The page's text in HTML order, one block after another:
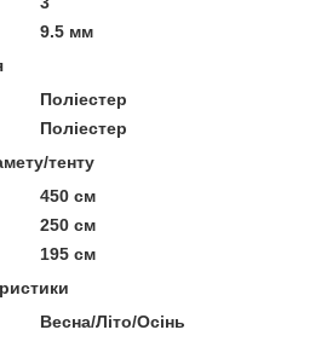
9.5 мм
Поліестер
Поліестер
тенту
450 см
250 см
195 см
Весна/Літо/Осінь